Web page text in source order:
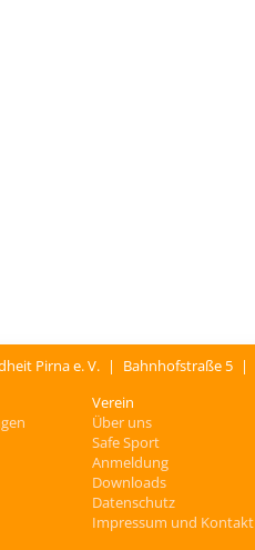
Pirna e. V. | Bahnhofstraße 5 |
Verein
Über uns
Safe Sport
Anmeldung
Downloads
Datenschutz
Impressum und Kontakt